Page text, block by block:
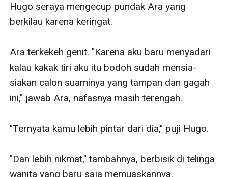
Hugo seraya mengecup pundak Ara yang
berkilau karena keringat.
Ara terkekeh genit. "Karena aku baru menyadari
kalau kakak tiri aku itu bodoh sudah mensia-
siakan calon suaminya yang tampan dan gagah
ini," jawab Ara, nafasnya masih terengah.
"Ternyata kamu lebih pintar dari dia," puji Hugo.
"Dan lebih nikmat," tambahnya, berbisik di telinga
wanita yang baru saja memuaskannya.